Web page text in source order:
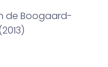
de Boogaard-